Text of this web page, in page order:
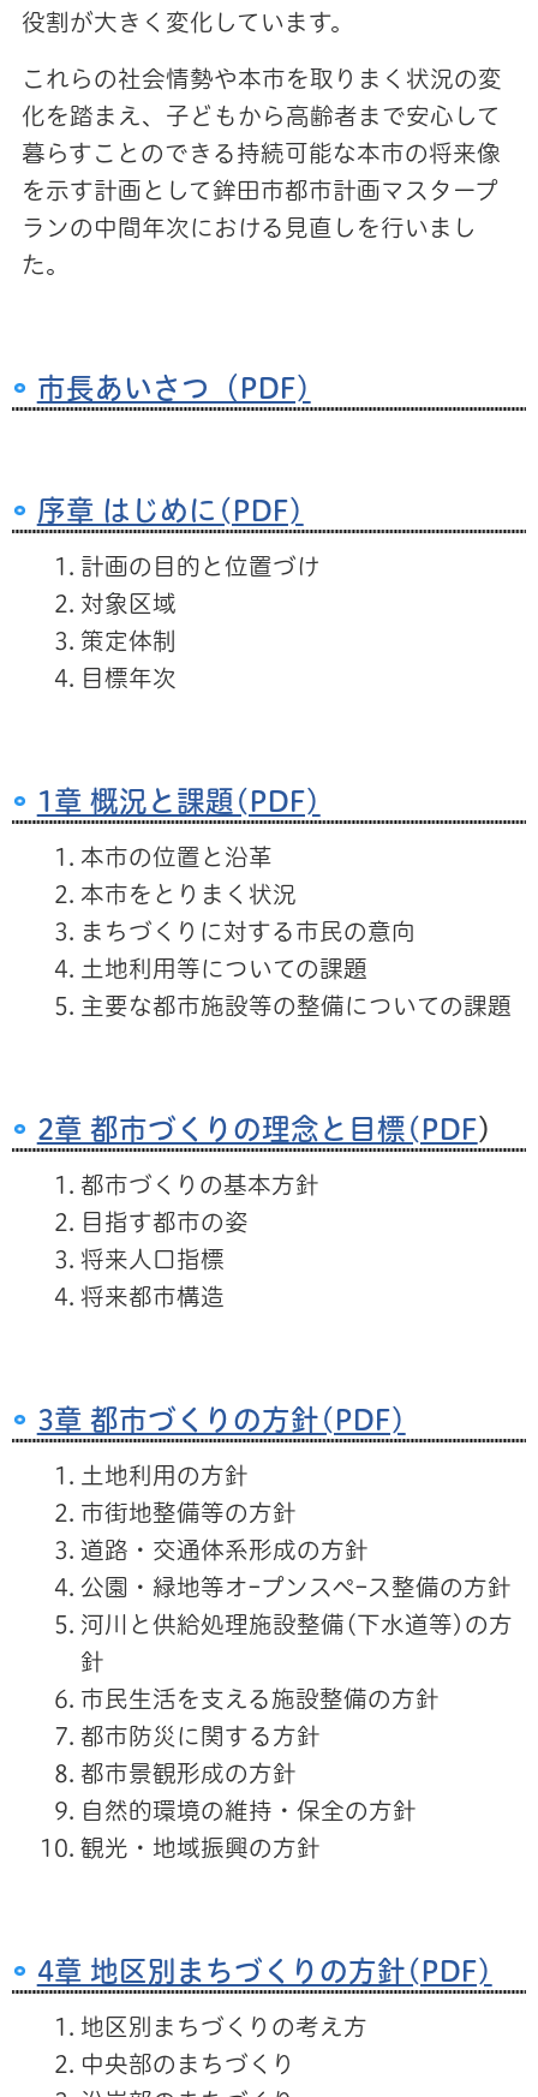
役割が大きく変化しています。
これらの社会情勢や本市を取りまく状況の変
化を踏まえ、子どもから高齢者まで安心して
暮らすことのできる持続可能な本市の将来像
を示す計画として鉾田市都市計画マスタープ
ランの中間年次における見直しを行いまし
た。
市長あいさつ（PDF)
序章 はじめに(PDF)
計画の目的と位置づけ
対象区域
策定体制
目標年次
1章 概況と課題(PDF)
本市の位置と沿革
本市をとりまく状況
まちづくりに対する市民の意向
土地利用等についての課題
主要な都市施設等の整備についての課題
2章 都市づくりの理念と目標(PDF)
都市づくりの基本方針
目指す都市の姿
将来人口指標
将来都市構造
3章 都市づくりの方針(PDF)
土地利用の方針
市街地整備等の方針
道路・交通体系形成の方針
公園・緑地等オｰプンスペｰス整備の方針
河川と供給処理施設整備(下水道等)の方
針
市民生活を支える施設整備の方針
都市防災に関する方針
都市景観形成の方針
自然的環境の維持・保全の方針
観光・地域振興の方針
4章 地区別まちづくりの方針(PDF)
地区別まちづくりの考え方
中央部のまちづくり